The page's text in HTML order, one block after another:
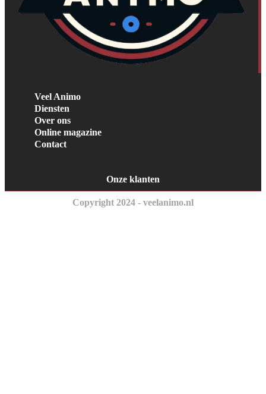
Veel Animo
Diensten
Over ons
Online magazine
Contact
Onze klanten
Copyright 2024 - veelanimo.nl